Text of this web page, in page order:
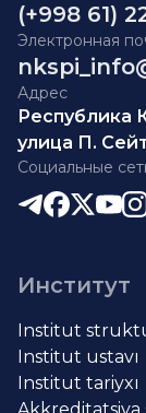
(+998 61)
Электронная
Адрес
Республика
улица П.
Социальные
Институт
Institut
Institut ustavı
Institut tariyxı